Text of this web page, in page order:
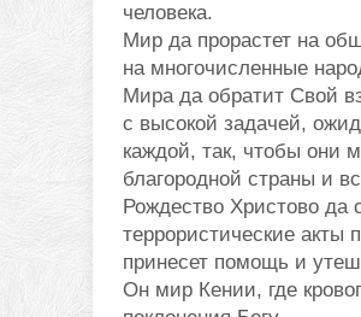
человека.
Мир да прорастет на
на многочисленные
Мира да обратит Свой
с высокой задачей,
каждой, так, чтобы они
благородной страны и
Рождество Христово да
террористические
принесет помощь и
Он мир Кении, где